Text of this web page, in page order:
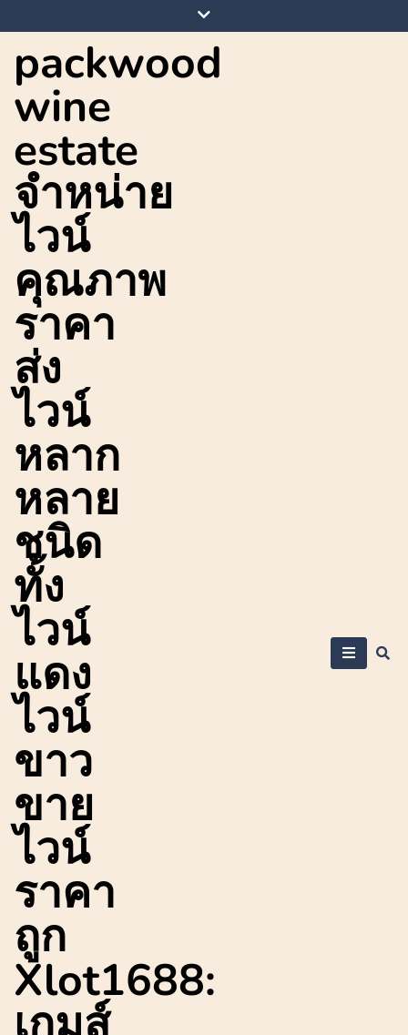
to
content
packwood
wine
estate
จำหน่าย
ไวน์
คุณภาพ
ราคา
ส่ง
ไวน์
หลาก
หลาย
ชนิด
ทั้ง
ไวน์
แดง
ไวน์
ขาว
ขาย
ไวน์
ราคา
ถูก
Xlot1688: